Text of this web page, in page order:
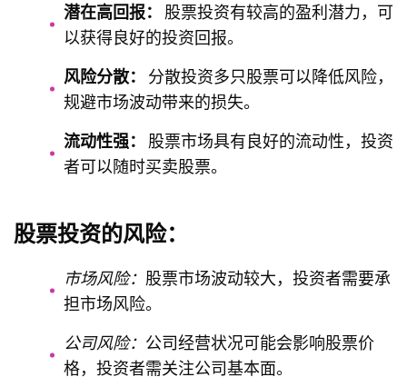
潜在高回报：
股票投资有较高的盈利潜力，可
以获得良好的投资回报。
风险分散：
分散投资多只股票可以降低风险，
规避市场波动带来的损失。
流动性强：
股票市场具有良好的流动性，投资
者可以随时买卖股票。
股票投资的风险：
市场风险： 股票市场波动较大，投资者需要承
担市场风险。
公司风险： 公司经营状况可能会影响股票价
格，投资者需关注公司基本面。